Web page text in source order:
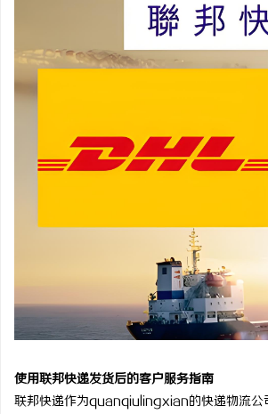
使用联邦快递发货后的客户服务指南
联邦快递作为quanqiulingxian的快递物流公
标购买：即买即用，规避侵权风险